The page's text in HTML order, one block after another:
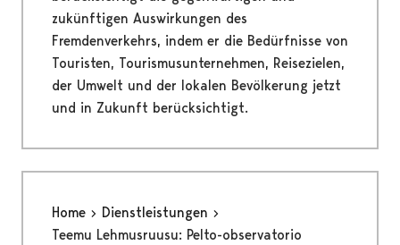
zukünftigen Auswirkungen des
Fremdenverkehrs, indem er die Bedürfnisse von
Touristen, Tourismusunternehmen, Reisezielen,
der Umwelt und der lokalen Bevölkerung jetzt
und in Zukunft berücksichtigt.
Home
Dienstleistungen
Teemu Lehmusruusu: Pelto-observatorio